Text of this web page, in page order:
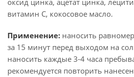
оксид цинка, ацетат цинка,
витамин С, кокосовое масло.
Применение: наносить
за 15 минут перед выходом на
наносить каждые 3-4 часа
рекомендуется повторить